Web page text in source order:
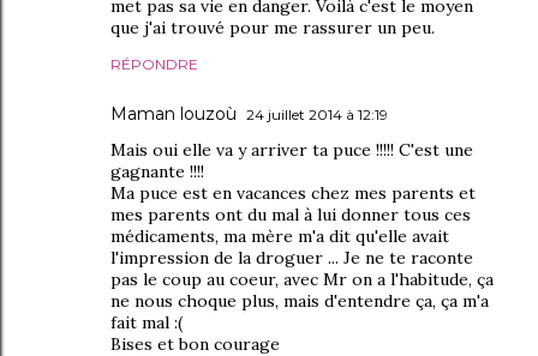
met pas sa vie en danger. Voilà c'est le moyen
que j'ai trouvé pour me rassurer un peu.
RÉPONDRE
Maman louzoù 24 juillet 2014 à 12:19
Mais oui elle va y arriver ta puce !!!!! C'est une
gagnante !!!!
Ma puce est en vacances chez mes parents et
mes parents ont du mal à lui donner tous ces
médicaments, ma mère m'a dit qu'elle avait
l'impression de la droguer ... Je ne te raconte
pas le coup au coeur, avec Mr on a l'habitude, ça
ne nous choque plus, mais d'entendre ça, ça m'a
fait mal :(
Bises et bon courage